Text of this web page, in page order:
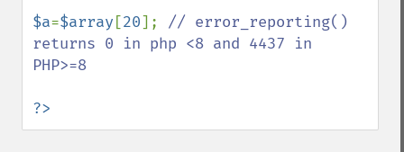
$a=$array [20]; // error_reporting()
returns 0 in php <8 and 4437 in
PHP>=8
?>